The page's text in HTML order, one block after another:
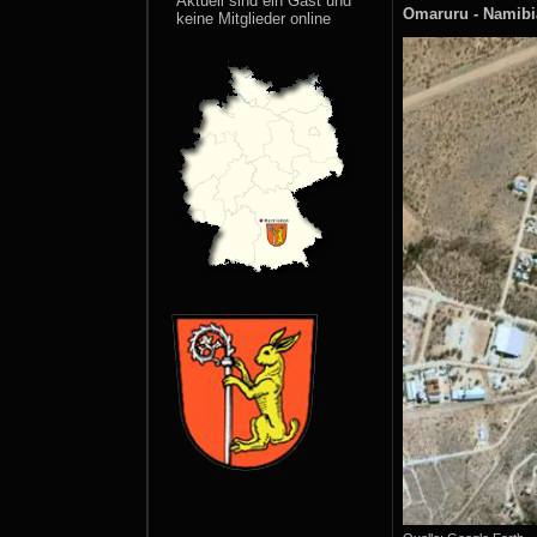
keine Mitglieder online
Omaruru -